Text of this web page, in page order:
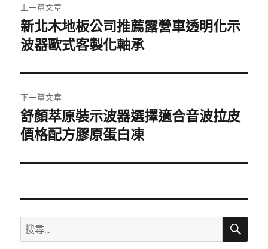
章
導
覽
上一篇文章
上
一
文
章:
新北木地板公司推薦露營車透明化示
波器歐式客製化軸承
下一篇文章
下
一
文
舒顏萃原裝示波器選擇適合音波拉皮
價格配方膠原蛋白凍
搜
尋
搜